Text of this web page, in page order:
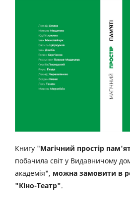
Книгу "Магічний простір
побачила світ у Видавничому
академія", можна замовити в
"Кіно-Театр".